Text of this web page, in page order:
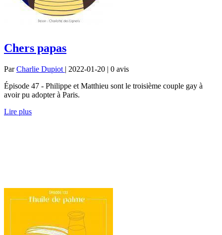
Chers papas
ParCharlie Dupiot | 2022-01-20 | 0 avis
Épisode 47 - Philippe et Matthieu sont le troisième couple gay à
avoir pu adopter à Paris.
Lire plus